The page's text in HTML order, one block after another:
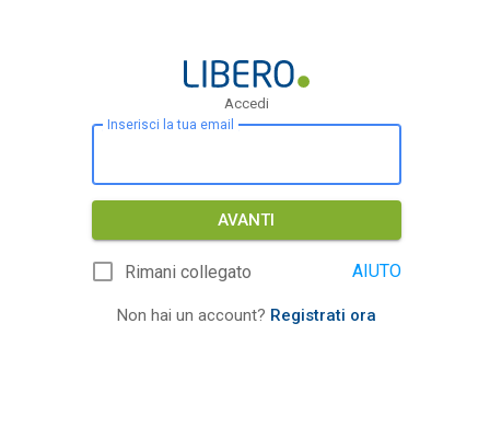
Accedi
Inserisci la tua email
AVANTI
Rimani collegato AIUTO
Non hai un account? Registrati ora